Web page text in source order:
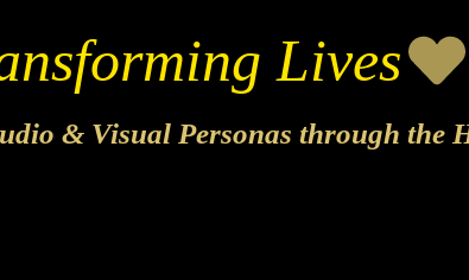
& Visual Personas through the